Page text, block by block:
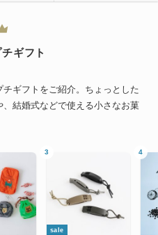
ギフト
ギフトをご紹介。ちょっとした
結婚式などで使える小さなお菓
sale